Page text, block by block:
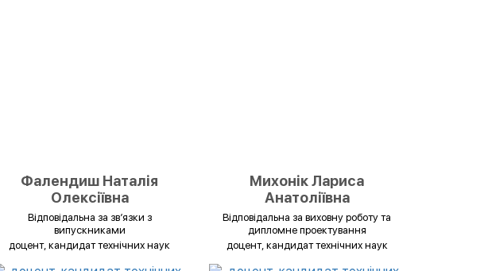
Фалендиш Наталія
Олексіївна
Відповідальна за зв’язки з
випускниками
доцент, кандидат технічних наук
Михонік Лариса
Анатоліївна
Відповідальна за виховну роботу та
дипломне проектування
доцент, кандидат технічних наук